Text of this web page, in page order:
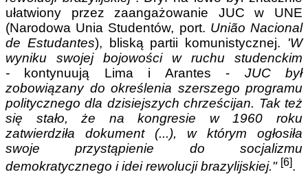
ułatwiony przez zaangażowanie JUC w UNE
(Narodowa Unia Studentów, port. União Nacional
de Estudantes), bliską partii komunistycznej. 'W
wyniku swojej bojowości w ruchu studenckim
- kontynuują Lima i Arantes - JUC był
zobowiązany do określenia szerszego programu
politycznego dla dzisiejszych chrześcijan. Tak też
się stało, że na kongresie w 1960 roku
zatwierdziła dokument (...), w którym ogłosiła
swoje przystąpienie do socjalizmu
demokratycznego i idei rewolucji brazylijskiej." [6].